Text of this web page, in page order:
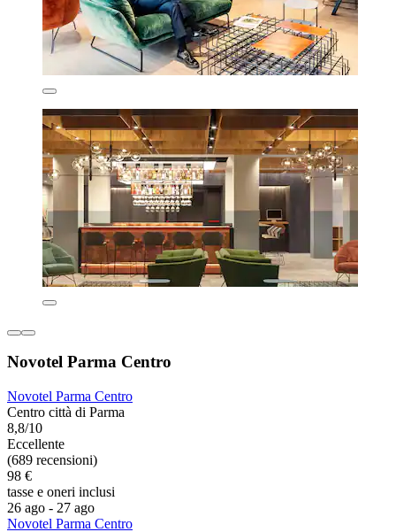
Novotel Parma Centro
Novotel Parma Centro
Centro città di Parma
8,8/10
Eccellente
(689 recensioni)
98 €
tasse e oneri inclusi
26 ago - 27 ago
Novotel Parma Centro